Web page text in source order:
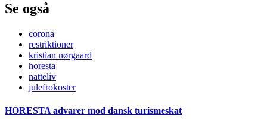
Se også
corona
restriktioner
kristian nørgaard
horesta
natteliv
julefrokoster
HORESTA advarer mod dansk turismeskat